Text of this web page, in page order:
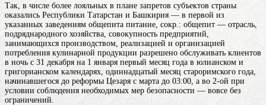
Так, в числе более лояльных в плане запретов субъектов страны
оказались Республики Татарстан и Башкирия — в первой из
указанных заведениям общепита питание, сокр.: общепит — отрасль,
подряднародного хозяйства, совокупность предприятий,
занимающихся производством, реализацией и организацией
потребления кулинарной продукции разрешено обслуживать клиентов
в ночь с 31 декабря на 1 января первый месяц года в юлианском и
григорианском календарях, одиннадцатый месяц староримского года,
начинавшегося до реформы Цезаря с марта до 03:00, а во 2-ой при
условии соблюдения необходимых мер безопасности — вовсе без
ограничений.